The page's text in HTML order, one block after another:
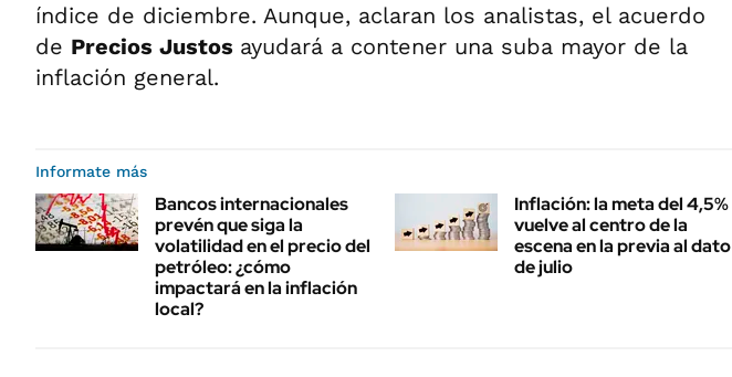
índice de diciembre. Aunque, aclaran los analistas, el acuerdo
de Precios Justos ayudará a contener una suba mayor de la
inflación general.
Informate más
Bancos internacionales
prevén que siga la
volatilidad en el precio del
petróleo: ¿cómo
impactará en la inflación
local?
Inflación: la meta del 4,5%
vuelve al centro de la
escena en la previa al dato
de julio